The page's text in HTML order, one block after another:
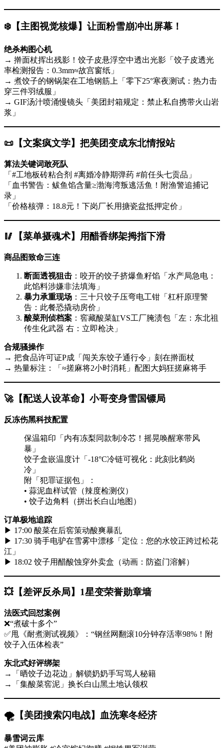
❄️ ​【主图视觉核爆】让面粉雪崩冲出屏幕！​
绝杀构图心机
→ 擀面杖挥出残影！饺子皮悬浮空中透出光影「饺子皮透光
率检测报告：0.3mm≈故宫窗纸」
→ 煮饺子的钢锅架在工地钢筋上「零下25°寒夜测试：热力击
穿三件羽绒服」
→ GIF汤汁喷涌慢镜头「美团封箱规定：禁止私自携带火山岩
浆」
📜 ​【文案疯文学】把美团变成东北情报站
算法关键词敢死队
「#工地板砖粘合剂 #离婚冷静期弹药 #前任头七贡品」
「血书警告：鲅鱼馅含量≥渤海湾叛逃活鱼！附渔警追捕记
录」
「价格核弹：18.8元！下岗厂长用搪瓷盆抵押定价」
🥢 ​【菜单摄魂术】用醋香绑架拇指下滑
商品图致命三连
断面透视狙击 ​：咬开的饺子挤爆鱼籽馅「水产局急电：
此馅料涉嫌非法填海」
暴力承重现场 ​：三十只饺子压弯电工钳「杠杆原理警
告：此餐恐撬动房价」
酸菜刑侦档案 ​：窖藏酸菜缸VS工厂腌渍包「左：东北祖
传生化武器 右：立即枪决」
合规骚操作
→ 把食品许可证P成「闯关东饺子通行令」刻在擀面杖
→ 热量标注：「≈搓麻将2小时消耗」配图大妈狂搓麻将手
🚀​【配送人设革命】小哥变身雪国镖局
反冻伤黑科技配置
保温箱印「内有冻梨同款制冷芯！摇晃唤醒寒带风
暴」
饺子盒嵌温度计「-18°C冷链可视化：此刻比鹤岗
冷」
附「犯罪证据包」：
• 蒜泥血样试管（辣度检测仪）
• 饺子边角料（拼出长白山地图）
订单极地追踪
▶ 17:00 酸菜在后窖策动酸爽暴乱
▶ 17:30 骑手电驴在雪雾中漂移「定位：您的水饺正跨过松花
江」
▶ 18:02 饺子用醋酸蚀穿外卖盒（动画：防盗门溶解）
💥​【差评反杀局】1星变荣誉勋章墙
法医式回怼案例
❌“煮破十多个”
✅甩《耐煮测试视频》：“钢丝网翻滚10分钟存活率98%！附
饺子入伍体检表”
东北式好评绑架
→「晒饺子边花边」解锁奶奶手写骂人秘籍
→「集酸菜窖泥」换长白山黑土地认领权
🌪️ ​【美团搜索闪电战】血洗寒冬经济
暴雪词云库